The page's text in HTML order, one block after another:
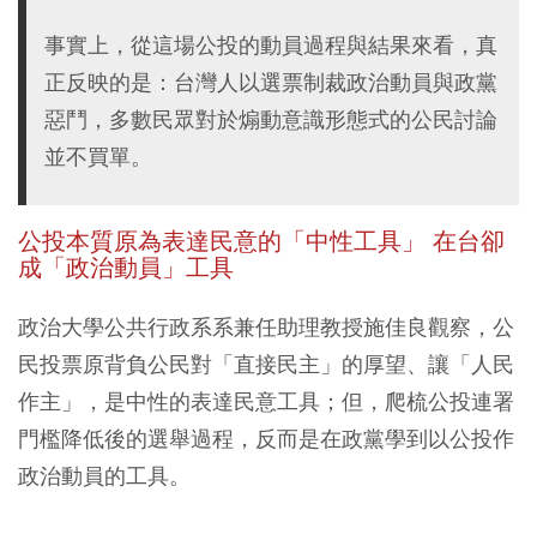
事實上，從這場公投的動員過程與結果來看，真
正反映的是：台灣人以選票制裁政治動員與政黨
惡鬥，多數民眾對於煽動意識形態式的公民討論
並不買單。
公投本質原為表達民意的「中性工具」 在台卻
成「政治動員」工具
政治大學公共行政系系兼任助理教授施佳良觀察，公
民投票原背負公民對「直接民主」的厚望、讓「人民
作主」，是中性的表達民意工具；但，爬梳公投連署
門檻降低後的選舉過程，反而是在政黨學到以公投作
政治動員的工具。